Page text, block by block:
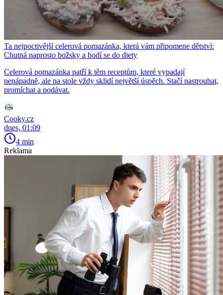
Ta nejpoctivější celerová pomazánka, která vám připomene dětství:
Chutná naprosto božsky a hodí se do diety
Celerová pomazánka patří k těm receptům, které vypadají
nenápadně, ale na stole vždy sklidí největší úspěch. Stačí nastrouhat,
promíchat a podávat.
Cooky.cz
dnes, 01:09
4 min
Reklama